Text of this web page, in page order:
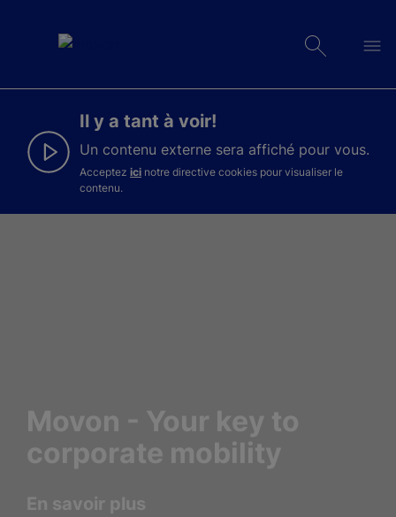
Il y a tant à voir!
Un contenu externe sera affiché pour vous.
Acceptez ici notre directive cookies pour visualiser le
contenu.
Movon - Your key to
corporate mobility
En savoir plus